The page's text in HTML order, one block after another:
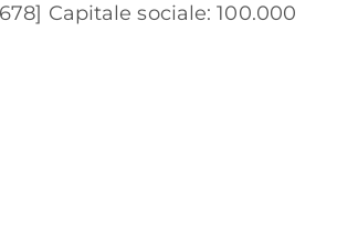
Capitale sociale: 100.000